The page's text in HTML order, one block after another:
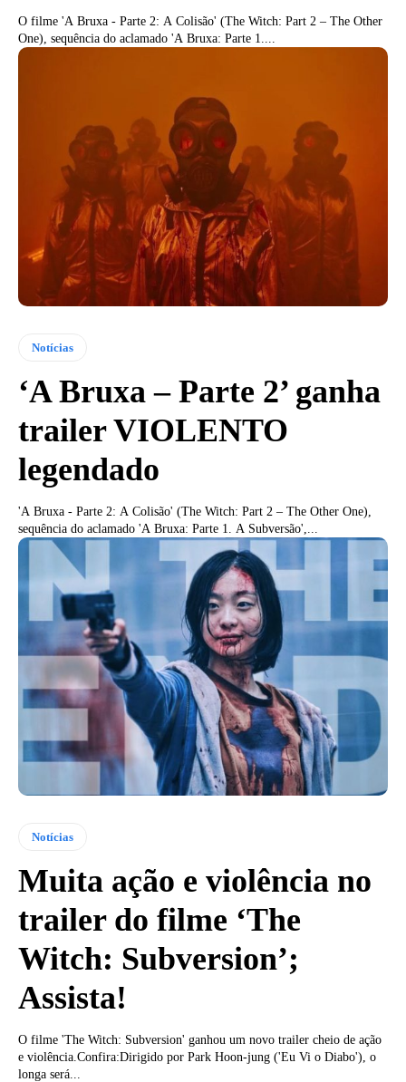
O filme 'A Bruxa - Parte 2: A Colisão' (The Witch: Part 2 – The Other
One), sequência do aclamado 'A Bruxa: Parte 1....
Notícias
‘A Bruxa – Parte 2’ ganha
trailer VIOLENTO
legendado
'A Bruxa - Parte 2: A Colisão' (The Witch: Part 2 – The Other One),
sequência do aclamado 'A Bruxa: Parte 1. A Subversão',...
Notícias
Muita ação e violência no
trailer do filme ‘The
Witch: Subversion’;
Assista!
O filme 'The Witch: Subversion' ganhou um novo trailer cheio de ação
e violência.Confira:Dirigido por Park Hoon-jung ('Eu Vi o Diabo'), o
longa será...